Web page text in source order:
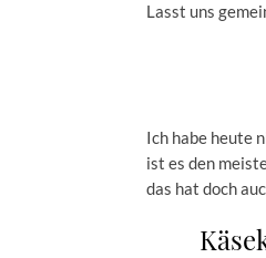
Lasst uns
Ich habe heute
ist es den
das hat doch